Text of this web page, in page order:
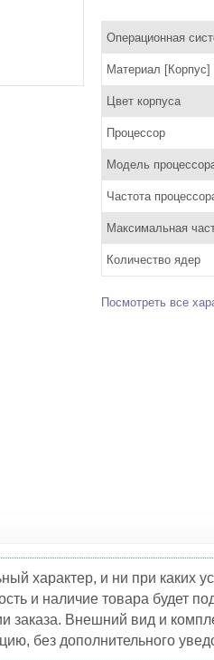
Операционная
Материал [Корпус]
Цвет корпуса
Процессор
Модель
Частота
Максимальная
Количество ядер
Посмотреть все
характер, и ни при
и наличие товара будет
Внешний вид и
без дополнительного